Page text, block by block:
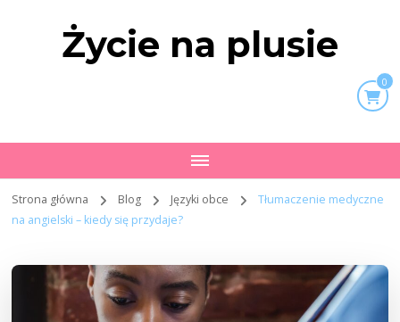
Życie na plusie
0
Strona główna Blog Języki obce
Tłumaczenie medyczne
na angielski – kiedy się przydaje?